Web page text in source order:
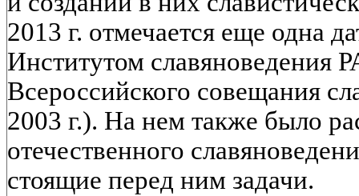
2013 г. отмечается еще одна
Институтом славяноведения
Всероссийского совещания
2003 г.). На нем также было
отечественного
стоящие перед ним задачи.